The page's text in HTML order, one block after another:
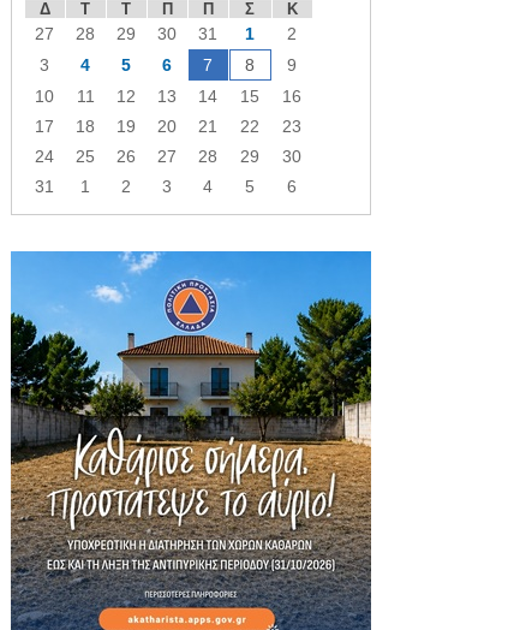
Δ Τ Τ Π Π Σ Κ
27 28 29 30 31 1
2
3
4 5 6 7 8
9
10
11 12 13 14 15
16
17
18 19 20 21 22
23
24
25 26 27 28 29
30
31
1 2 3 4 5 6